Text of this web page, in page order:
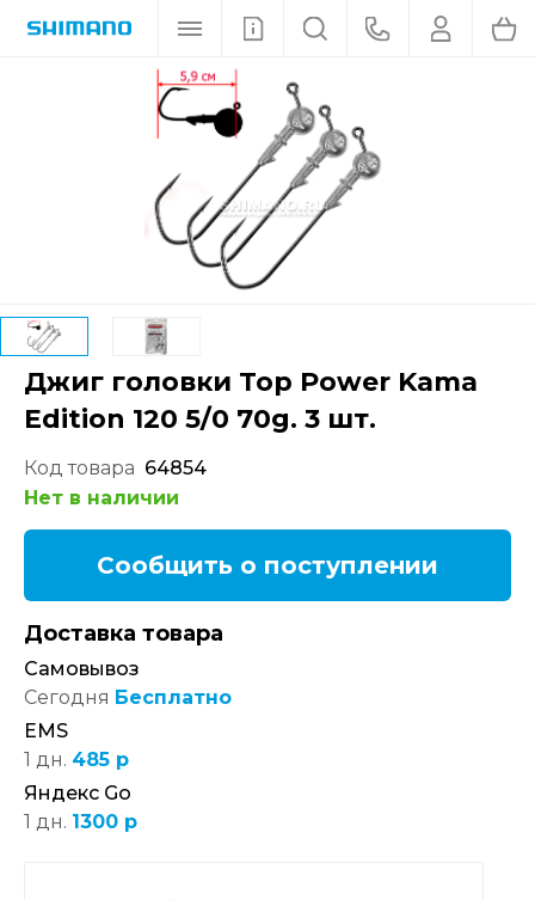
Джиг головки Top Power Kama
Edition 120 5/0 70g. 3 шт.
Код товара 64854
Нет в наличии
Сообщить о поступлении
Доставка товара
Самовывоз
Сегодня Бесплатно
EMS
1 дн. 485 р
Яндекс Go
1 дн. 1300 р